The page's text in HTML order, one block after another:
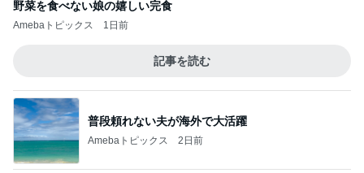
野菜を食べない娘の嬉しい完食
Amebaトピックス 1日前
記事を読む
普段頼れない夫が海外で大活躍
Amebaトピックス 2日前